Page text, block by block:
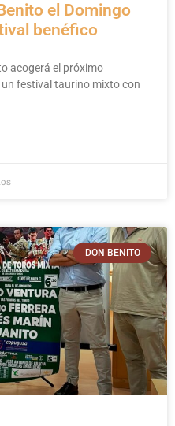
el Domingo
benéfico
acogerá el próximo
festival taurino mixto con
DON BENITO